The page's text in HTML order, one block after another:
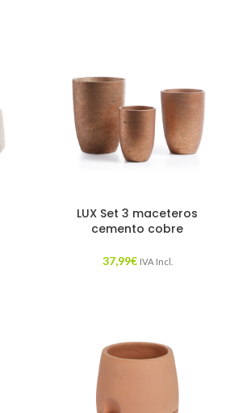
LUX Set 3 maceteros
cemento cobre
37,99€ IVA Incl.